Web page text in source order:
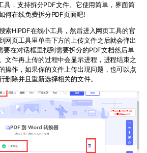
具，支持拆分PDF文件。它使用简单，界面简
何在线免费拆分PDF页面吧!
索HiPDF在线小工具，然后进入网页工具的官
网页工具里单击下方的上传文件之后就会弹出
要在对话框里找到需要拆分的PDF文档然后单
文件再上传的过程中会显示进程，进程结束之
操作，如果你的文件上传出现问题，也可以点
删除并且重新选择相关的文件。